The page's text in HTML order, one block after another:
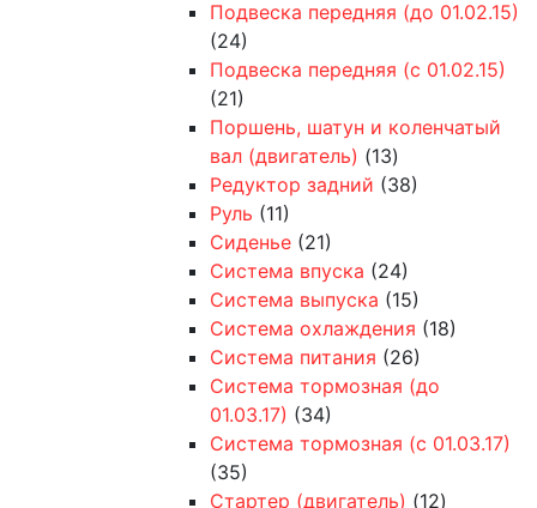
Подвеска передняя (до 01.02.15)
(24)
Подвеска передняя (с 01.02.15)
(21)
Поршень, шатун и коленчатый
вал (двигатель) (13)
Редуктор задний (38)
Руль (11)
Сиденье (21)
Система впуска (24)
Система выпуска (15)
Система охлаждения (18)
Система питания (26)
Система тормозная (до
01.03.17) (34)
Система тормозная (с 01.03.17)
(35)
Стартер (двигатель) (12)